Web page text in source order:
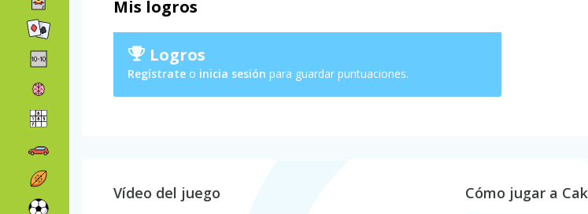
Mis logros
Logros
Regístrate o inicia sesión para guardar puntuaciones.
Vídeo del juego Cómo jugar a